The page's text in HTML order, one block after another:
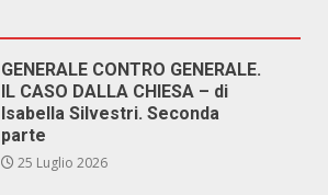
GENERALE CONTRO GENERALE.
IL CASO DALLA CHIESA – di
Isabella Silvestri. Seconda
parte
25 Luglio 2026